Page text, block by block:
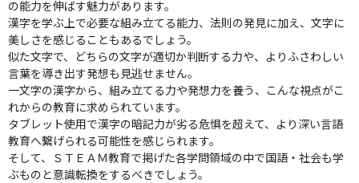
の能力を伸ばす魅力があります。
漢字を学ぶ上で必要な組み立てる能力、法則の発見に加え、文字に
美しさを感じることもあるでしょう。
似た文字で、どちらの文字が適切か判断する力や、よりふさわしい
言葉を導き出す発想も見逃せません。
一文字の漢字から、組み立てる力や発想力を養う、こんな視点がこ
れからの教育に求められています。
タブレット使用で漢字の暗記力が劣る危惧を超えて、より深い言語
教育へ繋げられる可能性を感じられます。
そして、ＳＴＥＡＭ教育で掲げた各学問領域の中で国語・社会も学
ぶものと意識転換をするべきでしょう。